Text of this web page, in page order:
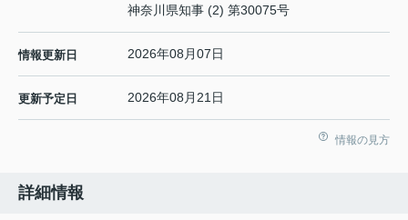
神奈川県知事 (2) 第30075号
情報更新日 2026年08月07日
更新予定日 2026年08月21日
情報の見方
詳細情報